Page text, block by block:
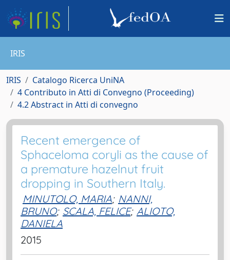
IRIS
IRIS
Catalogo Ricerca UniNA
4 Contributo in Atti di Convegno (Proceeding)
4.2 Abstract in Atti di convegno
Recent emergence of
Sphaceloma coryli as the cause of
a premature hazelnut fruit
dropping in Southern Italy.
MINUTOLO, MARIA; NANNI,
BRUNO; SCALA, FELICE; ALIOTO,
DANIELA
2015